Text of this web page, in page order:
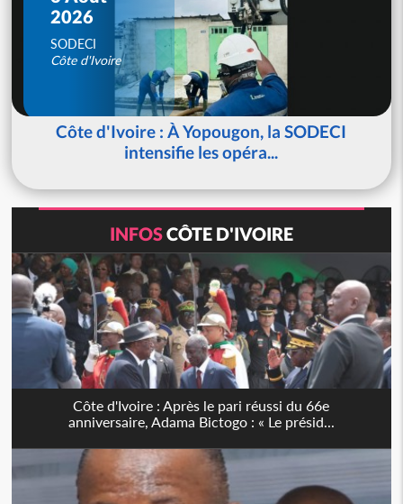
2026
SODECI
Côte d'Ivoire
Côte d'Ivoire : À Yopougon, la SODECI
intensifie les opéra...
INFOSCÔTE D'IVOIRE
Côte d'Ivoire : Après le pari réussi du 66e
anniversaire, Adama Bictogo : « Le présid...